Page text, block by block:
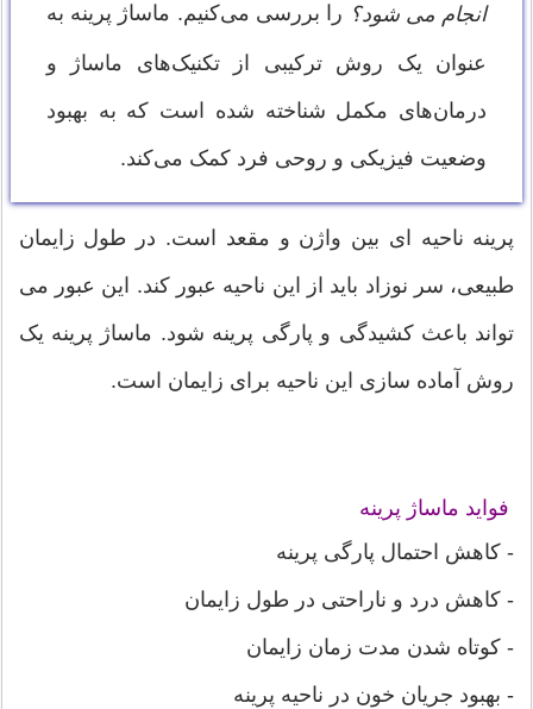
انجام می شود؟ را بررسی می‌کنیم. ماساژ پرینه به
عنوان یک روش ترکیبی از تکنیک‌های ماساژ و
درمان‌های مکمل شناخته شده است که به بهبود
وضعیت فیزیکی و روحی فرد کمک می‌کند.
پرینه ناحیه ای بین واژن و مقعد است. در طول زایمان
طبیعی، سر نوزاد باید از این ناحیه عبور کند. این عبور می
تواند باعث کشیدگی و پارگی پرینه شود. ماساژ پرینه یک
روش آماده سازی این ناحیه برای زایمان است.
فواید ماساژ پرینه
- کاهش احتمال پارگی پرینه
- کاهش درد و ناراحتی در طول زایمان
- کوتاه شدن مدت زمان زایمان
- بهبود جریان خون در ناحیه پرینه